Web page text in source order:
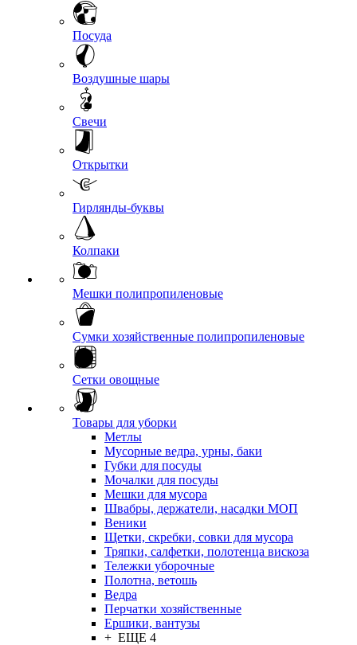
Посуда
Воздушные шары
Свечи
Открытки
Гирлянды-буквы
Колпаки
Мешки полипропиленовые
Сумки хозяйственные полипропиленовые
Сетки овощные
Товары для уборки
Метлы
Мусорные ведра, урны, баки
Губки для посуды
Мочалки для посуды
Мешки для мусора
Швабры, держатели, насадки МОП
Веники
Щетки, скребки, совки для мусора
Тряпки, салфетки, полотенца вискоза
Тележки уборочные
Полотна, ветошь
Ведра
Перчатки хозяйственные
Ершики, вантузы
+ ЕЩЕ 4